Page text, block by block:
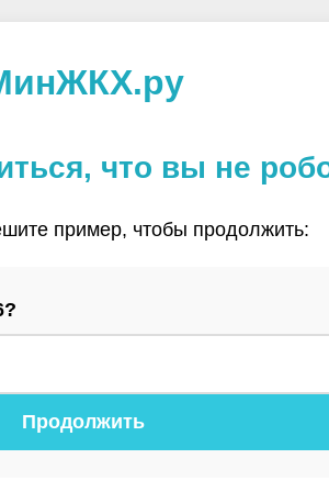
что вы не
пример, чтобы продолжить:
Продолжить